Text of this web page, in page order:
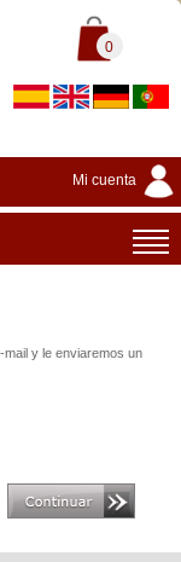
0
Mi cuenta
y le enviaremos un